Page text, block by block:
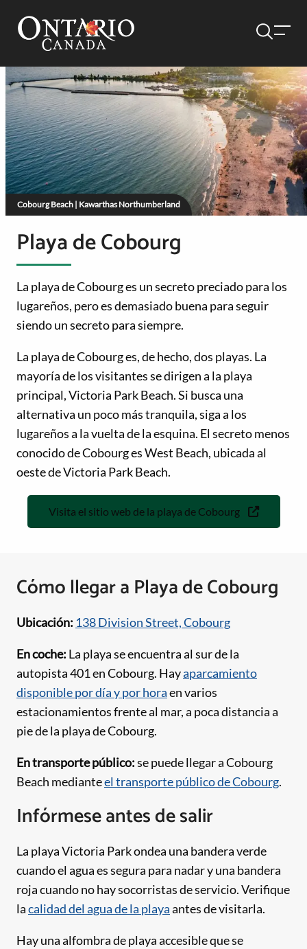
Playa de Cobourg
La playa de Cobourg es un secreto preciado para los
lugareños, pero es demasiado buena para seguir
siendo un secreto para siempre.
La playa de Cobourg es, de hecho, dos playas. La
mayoría de los visitantes se dirigen a la playa
principal, Victoria Park Beach. Si busca una
alternativa un poco más tranquila, siga a los
lugareños a la vuelta de la esquina. El secreto menos
conocido de Cobourg es West Beach, ubicada al
oeste de Victoria Park Beach.
Visita el sitio web de la playa de Cobourg
Cobourg Beach | Kawarthas Northumberland
Cómo llegar a Playa de Cobourg
Ubicación: 138 Division Street, Cobourg
En coche: La playa se encuentra al sur de la
autopista 401 en Cobourg. Hayaparcamiento
disponible por día y por horaen varios
estacionamientos frente al mar, a poca distancia a
pie de la playa de Cobourg.
En transporte público:se puede llegar a Cobourg
Beach medianteel transporte público de Cobourg.
Infórmese antes de salir
La playa Victoria Park ondea una bandera verde
cuando el agua es segura para nadar y una bandera
roja cuando no hay socorristas de servicio. Verifique
lacalidad del agua de la playaantes de visitarla.
Hay una alfombra de playa accesible que se